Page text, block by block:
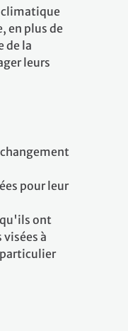
climatique
en plus de
de la
leurs
pour leur
qu'ils ont
à